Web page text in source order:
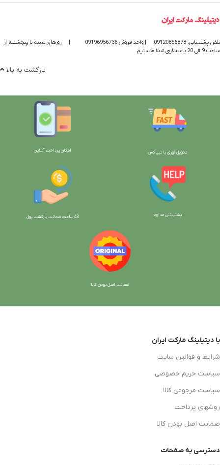
تلفن پشتیبانی: 09120856878 | واحد فروش:09196956736
روزهای شنبه تا پنجشنبه از
ساعت 9 الی 20 پاسخگوی شما هستیم
بازگشت به بالا
تحویل فوری با تیپاکس امکان پرداخت آنلاین
پشتیبانی مداوم 48 ساعت ضمانت بازگش ت پول
ضمانت اصل بودن کالا
با دیتیلینگ مارکت ایران
شرایط و قوانین سایت
سیاست حریم خصوصی
سیاست مرجوعی کالا
روشهای پرداخت
ضمانت اصل بودن کالا
دسترسی به صفحات